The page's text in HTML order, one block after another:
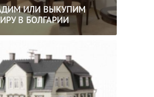
ИЛИ ВЫКУПИМ
В БОЛГАРИИ